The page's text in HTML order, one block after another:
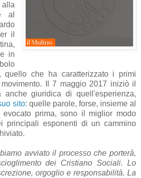
al
il
in
quello che ha caratterizzato i primi
Il 7 maggio 2017 iniziò il
anche giuridica di quell'esperienza,
sito: quelle parole, forse, insieme al
evocato prima, sono il miglior modo
principali esponenti di un cammino
avviato il processo che porterà,
dei Cristiano Sociali. Lo
orgoglio e responsabilità. La